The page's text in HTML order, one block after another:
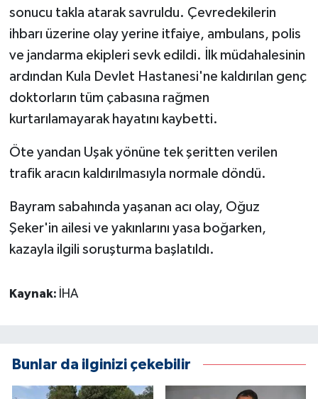
sonucu takla atarak savruldu. Çevredekilerin
ihbarı üzerine olay yerine itfaiye, ambulans, polis
ve jandarma ekipleri sevk edildi. İlk müdahalesinin
ardından Kula Devlet Hastanesi'ne kaldırılan genç
doktorların tüm çabasına rağmen
kurtarılamayarak hayatını kaybetti.
Öte yandan Uşak yönüne tek şeritten verilen
trafik aracın kaldırılmasıyla normale döndü.
Bayram sabahında yaşanan acı olay, Oğuz
Şeker'in ailesi ve yakınlarını yasa boğarken,
kazayla ilgili soruşturma başlatıldı.
Kaynak: İHA
Bunlar da ilginizi çekebilir